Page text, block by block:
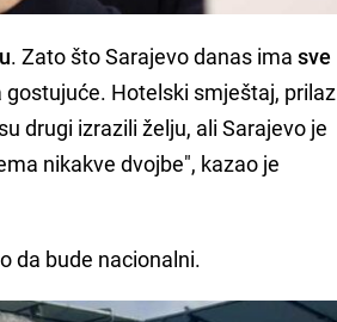
. Zato što Sarajevo danas imasve
gostujuće. Hotelski smještaj, prilaz
drugi izrazili želju, ali Sarajevo je
nikakve dvojbe", kazao je
da bude nacionalni.